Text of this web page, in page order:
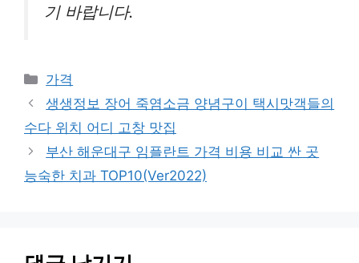
기 바랍니다.
카
테
고
리
가격
생생정보 장어 죽염소금 양념구이 택시맛객들의
수다 위치 어디 고창 맛집
부산 해운대구 임플란트 가격 비용 비교 싼 곳
능숙한 치과 TOP10(Ver2022)